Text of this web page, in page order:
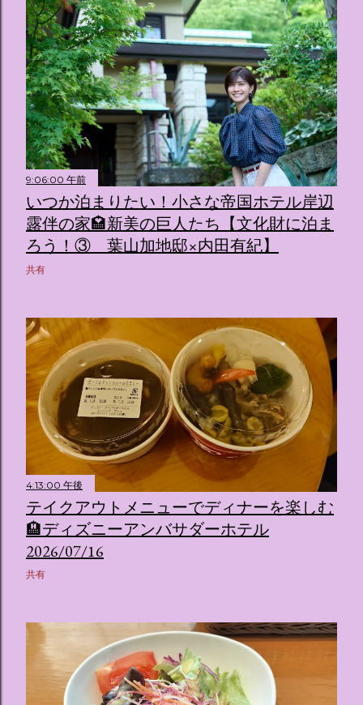
9:06:00 午前
いつか泊まりたい！小さな帝国ホテル岸辺
露伴の家🏩新美の巨人たち【文化財に泊ま
ろう！③ 葉山加地邸×内田有紀】
共有
4:13:00 午後
テイクアウトメニューでディナーを楽しむ
🏨ディズニーアンバサダーホテル
2026/07/16
共有